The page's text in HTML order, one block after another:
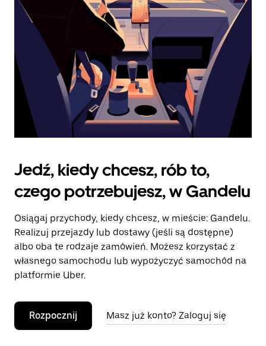
kalendarz.
Jedź, kiedy chcesz, rób to,
czego potrzebujesz, w Gandelu
Osiągaj przychody, kiedy chcesz, w mieście: Gandelu.
Realizuj przejazdy lub dostawy (jeśli są dostępne)
albo oba te rodzaje zamówień. Możesz korzystać z
własnego samochodu lub wypożyczyć samochód na
platformie Uber.
Rozpocznij Masz już konto? Zaloguj się